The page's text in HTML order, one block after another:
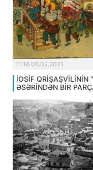
11:16 06.02.2021
İOSİF QRİŞAŞVİLİNİN
ƏSƏRİNDƏN BİR